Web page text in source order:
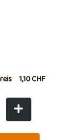
1,10 CHF